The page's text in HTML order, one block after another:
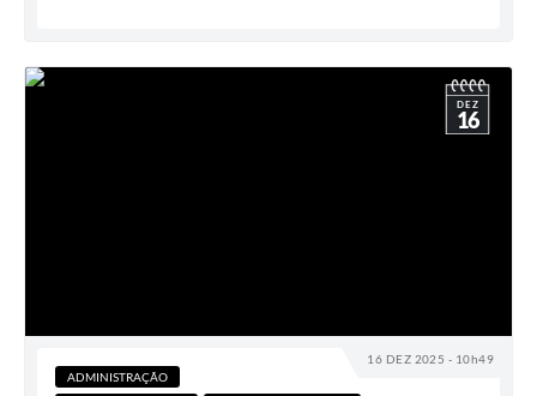
16 DEZ 2025 - 10h49
DEZ
16
ADMINISTRAÇÃO